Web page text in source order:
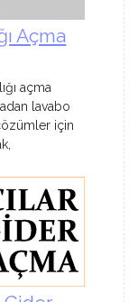
Açma
açma
lavabo
çözümler için